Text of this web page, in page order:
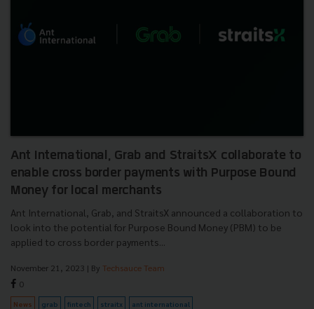
Ant International, Grab and StraitsX collaborate to
enable cross border payments with Purpose Bound
Money for local merchants
Ant International, Grab, and StraitsX announced a collaboration to
look into the potential for Purpose Bound Money (PBM) to be
applied to cross border payments...
November 21, 2023 | By Techsauce Team
0
News grab fintech straitx ant international